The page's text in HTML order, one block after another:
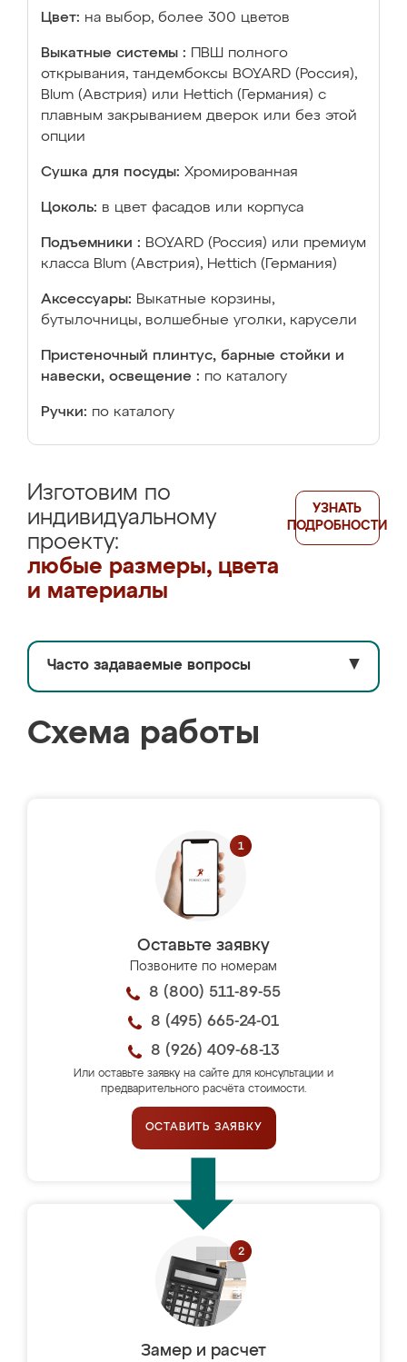
Цвет: на выбор, более 300 цветов
Выкатные системы :
ПВШ полного
открывания, тандембоксы BOYARD (Россия),
Blum (Австрия) или Hettich (Германия) с
плавным закрыванием дверок или без этой
опции
Сушка для посуды: Хромированная
Цоколь: в цвет фасадов или корпуса
Подъемники : BOYARD (Россия) или премиум
класса Blum (Австрия), Hettich (Германия)
Аксессуары: Выкатные корзины,
бутылочницы, волшебные уголки, карусели
Пристеночный плинтус, барные стойки и
навески, освещение : по каталогу
Ручки: по каталогу
Изготовим по
индивидуальному
проекту:
любые размеры, цвета
и материалы
УЗНАТЬ
ПОДРОБНОСТИ
Часто задаваемые вопросы ▼
Схема работы
Оставьте заявку
Позвоните по номерам
8 (800) 511-89-55
8 (495) 665-24-01
8 (926) 409-68-13
Или оставьте заявку на сайте для консультации и
предварительного расчёта стоимости.
ОСТАВИТЬ ЗАЯВКУ
Замер и расчет